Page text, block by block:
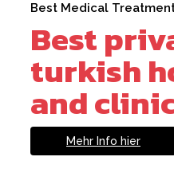
Best Medical
Best
turkish
and
Mehr Info hier